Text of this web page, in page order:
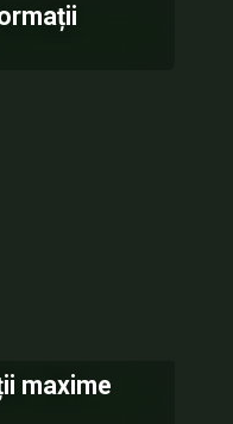
maxime